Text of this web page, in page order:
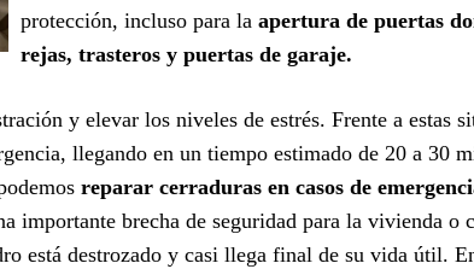
protección, incluso para la apertura de puertas
rejas, trasteros y puertas de garaje.
y elevar los niveles de estrés. Frente a estas
llegando en un tiempo estimado de 20 a 30
reparar cerraduras en casos de
importante brecha de seguridad para la vivienda o
está destrozado y casi llega final de su vida útil.